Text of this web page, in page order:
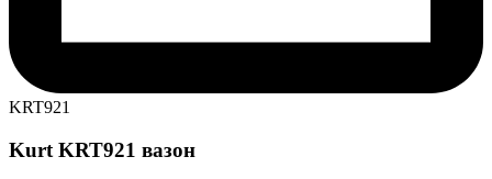
KRT921
Kurt KRT921 вазон